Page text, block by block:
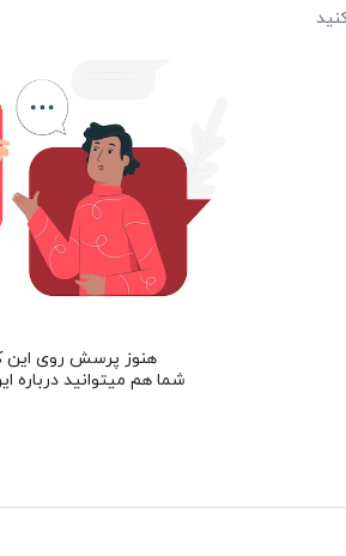
هنوز پرسش روی این
شما هم میتوانید درباره